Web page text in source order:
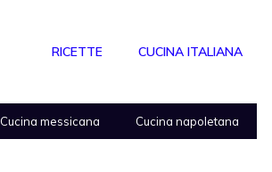
RICETTE CUCINA ITALIANA
Cucina messicana Cucina napoletana